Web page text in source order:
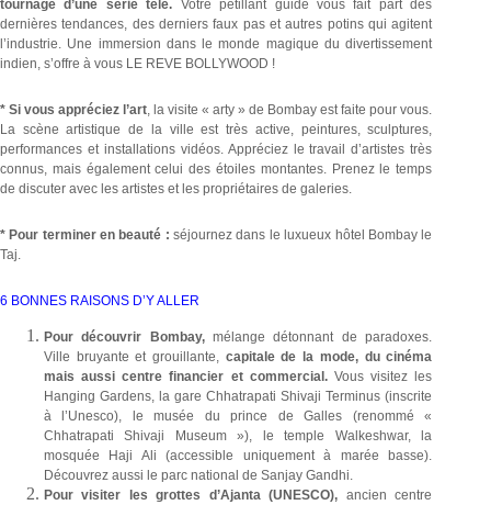
tournage d’une série télé. Votre pétillant guide vous fait part des
dernières tendances, des derniers faux pas et autres potins qui agitent
l’industrie. Une immersion dans le monde magique du divertissement
indien, s’offre à vous LE REVE BOLLYWOOD !
* Si vous appréciez l’art, la visite « arty » de Bombay est faite pour vous.
La scène artistique de la ville est très active, peintures, sculptures,
performances et installations vidéos. Appréciez le travail d’artistes très
connus, mais également celui des étoiles montantes. Prenez le temps
de discuter avec les artistes et les propriétaires de galeries.
* Pour terminer en beauté :séjournez dans le luxueux hôtel Bombay le
Taj.
6 BONNES RAISONS D’Y ALLER
Pour découvrir Bombay,mélange détonnant de paradoxes.
Ville bruyante et grouillante, capitale de la mode, du cinéma
mais aussi centre financier et commercial. Vous visitez les
Hanging Gardens, la gare Chhatrapati Shivaji Terminus (inscrite
à l’Unesco), le musée du prince de Galles (renommé «
Chhatrapati Shivaji Museum »), le temple Walkeshwar, la
mosquée Haji Ali (accessible uniquement à marée basse).
Découvrez aussi le parc national de Sanjay Gandhi.
Pour visiter les grottes d’Ajanta (UNESCO), ancien centre